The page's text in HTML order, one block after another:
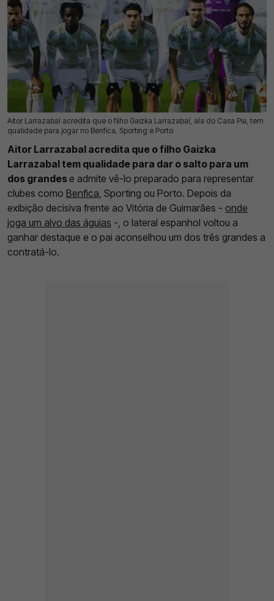
Aitor Larrazabal acredita que o filho Gaizka Larrazabal, ala do Casa Pia, tem
qualidade para jogar no Benfica, Sporting e Porto
14 Mai 2026 | 15:46 | 0
Aitor Larrazabal acredita que o filho Gaizka
Larrazabal tem qualidade para dar o salto para um
dos grandes e admite vê-lo preparado para representar
clubes como Benfica, Sporting ou Porto. Depois da
exibição decisiva frente ao Vitória de Guimarães - onde
joga um alvo das águias -, o lateral espanhol voltou a
ganhar destaque e o pai aconselhou um dos três grandes a
contratá-lo.